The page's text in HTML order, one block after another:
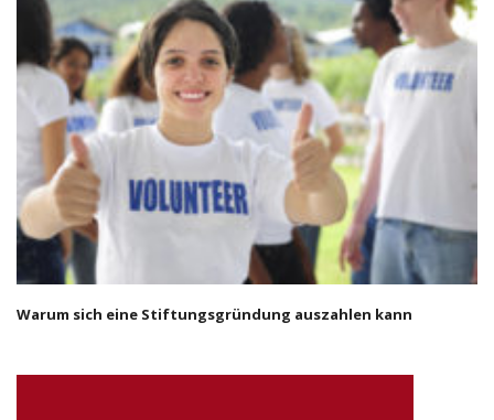
Warum sich eine Stiftungsgründung auszahlen kann